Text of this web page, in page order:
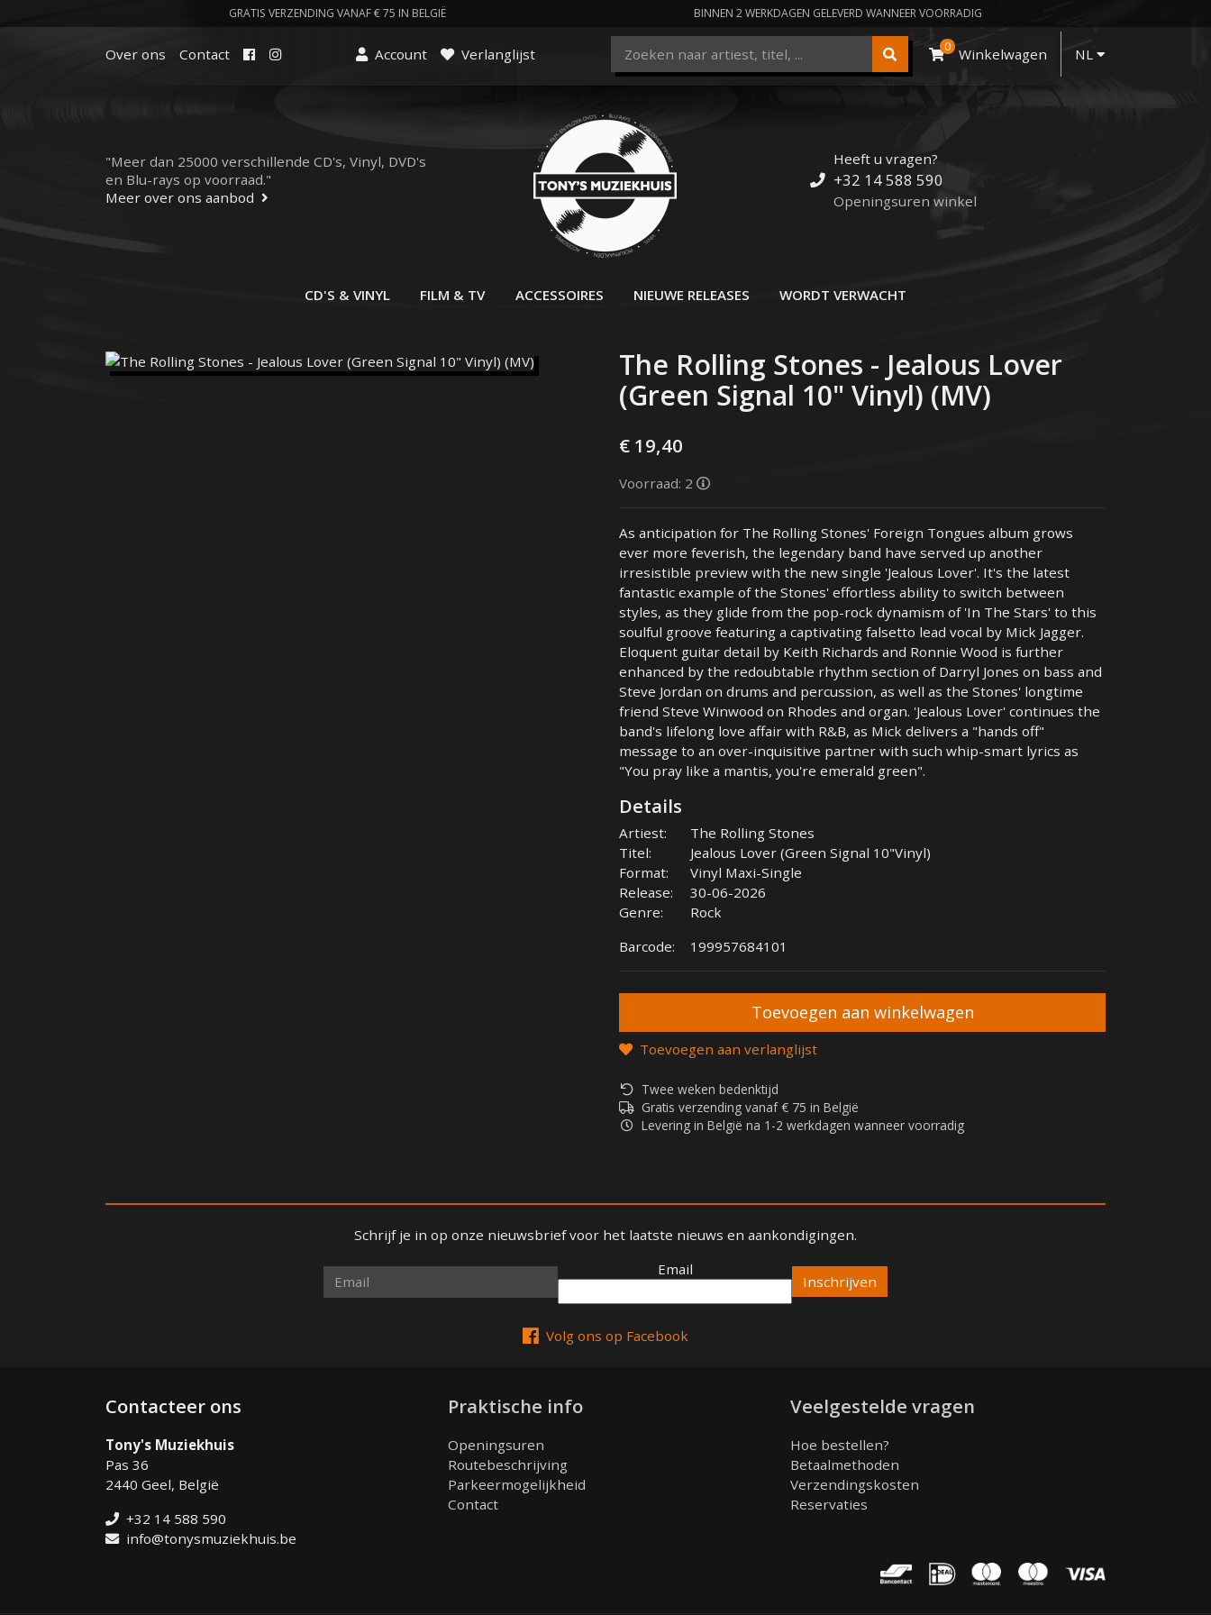
GRATIS VERZENDING VANAF € 75 IN BELGIË BINNEN 2 WERKDAGEN GELEVERD WANNEER VOORRADIG
Over ons Contact FacebookInstagram Account Verlanglijst 0 Winkelwagen NL
"Meer dan 25000 verschillende CD's, Vinyl, DVD's
en Blu-rays op voorraad."
Meer over ons aanbod
Heeft u vragen?
+32 14 588 590
Openingsuren winkel
CD'S & VINYL FILM & TV ACCESSOIRES NIEUWE RELEASES WORDT VERWACHT
The Rolling Stones - Jealous Lover
(Green Signal 10" Vinyl) (MV)
€ 19,40
Voorraad: 2
As anticipation for The Rolling Stones' Foreign Tongues album grows
ever more feverish, the legendary band have served up another
irresistible preview with the new single 'Jealous Lover'. It's the latest
fantastic example of the Stones' effortless ability to switch between
styles, as they glide from the pop-rock dynamism of 'In The Stars' to this
soulful groove featuring a captivating falsetto lead vocal by Mick Jagger.
Eloquent guitar detail by Keith Richards and Ronnie Wood is further
enhanced by the redoubtable rhythm section of Darryl Jones on bass and
Steve Jordan on drums and percussion, as well as the Stones' longtime
friend Steve Winwood on Rhodes and organ. 'Jealous Lover' continues the
band's lifelong love affair with R&B, as Mick delivers a "hands off"
message to an over-inquisitive partner with such whip-smart lyrics as
"You pray like a mantis, you're emerald green".
Details
Artiest:
The Rolling Stones
Titel:
Jealous Lover (Green Signal 10"Vinyl)
Format:
Vinyl Maxi-Single
Release:
30-06-2026
Genre:
Rock
Barcode:
199957684101
Toevoegen aan verlanglijst
Twee weken bedenktijd
Gratis verzending vanaf € 75 in België
Levering in België na 1-2 werkdagen wanneer voorradig
Schrijf je in op onze nieuwsbrief voor het laatste nieuws en aankondigingen.
Email
Email
Volg ons op Facebook
Contacteer ons
Tony's Muziekhuis
Pas 36
2440 Geel, België
+32 14 588 590
info@tonysmuziekhuis.be
Praktische info
Openingsuren
Routebeschrijving
Parkeermogelijkheid
Contact
Veelgestelde vragen
Hoe bestellen?
Betaalmethoden
Verzendingskosten
Reservaties